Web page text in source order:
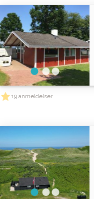
19 anmeldelser